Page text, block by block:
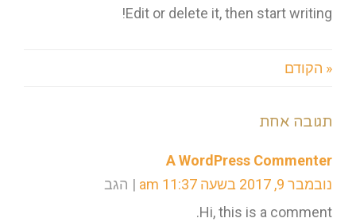
Edit or delete it, then start writing!
« הקודם
תגובה אחת
A WordPress Commenter
נובמבר 9, 2017 בשעה 11:37 am
הגב
Hi, this is a comment.